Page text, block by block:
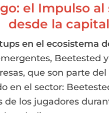
el Impulso
desde la
en el ecosistema
Beetested
que son parte
en el sector:
de los jugadores